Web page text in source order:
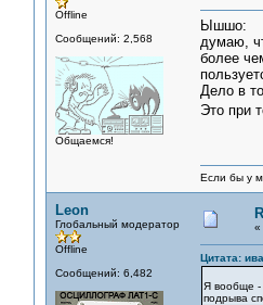
Offline
Сообщений: 2,568
Общаемся!
Ышшо:
думаю,
более
Дело в
Это при
Если бы у
Leon
Глобальный модератор
Offline
Сообщений: 6,482
«
Цитата:
Я вообще -
подрыва